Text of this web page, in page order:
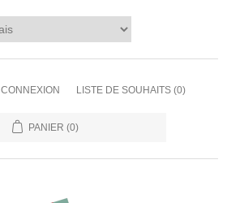
CONNEXION LISTE DE SOUHAITS (0)
PANIER (0)